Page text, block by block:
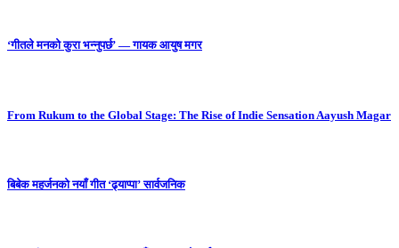
‘गीतले मनको कुरा भन्नुपर्छ’ — गायक आयुष मगर
From Rukum to the Global Stage: The Rise of Indie Sensation Aayush Magar
बिबेक महर्जनको नयाँ गीत ‘ढ्याप्पा’ सार्वजनिक